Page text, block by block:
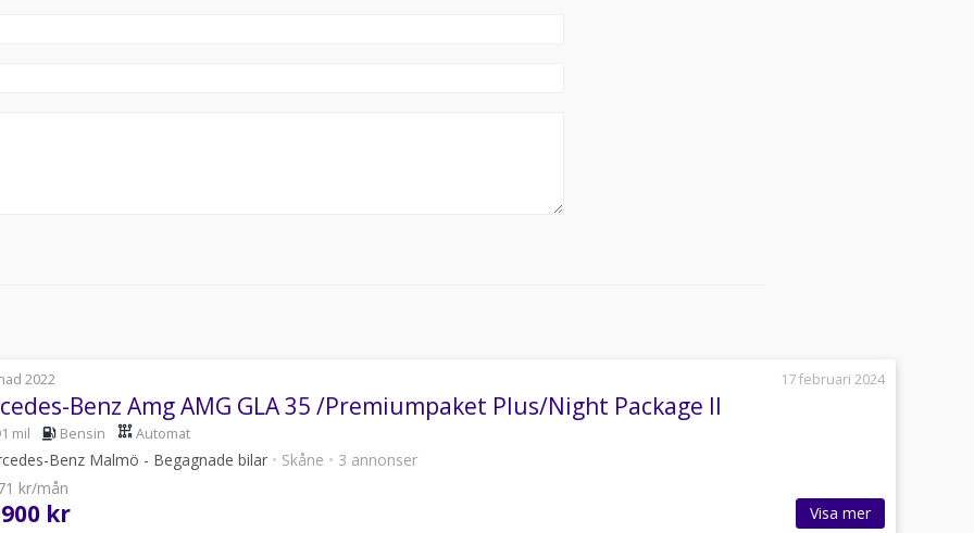
2022 17 februari 2024
Benz Amg AMG GLA 35 /Premiumpaket Plus/Night Package II
mil Bensin Automat
Benz Malmö - Begagnade bilar • Skåne • 3 annonser
kr/mån
kr Visa mer